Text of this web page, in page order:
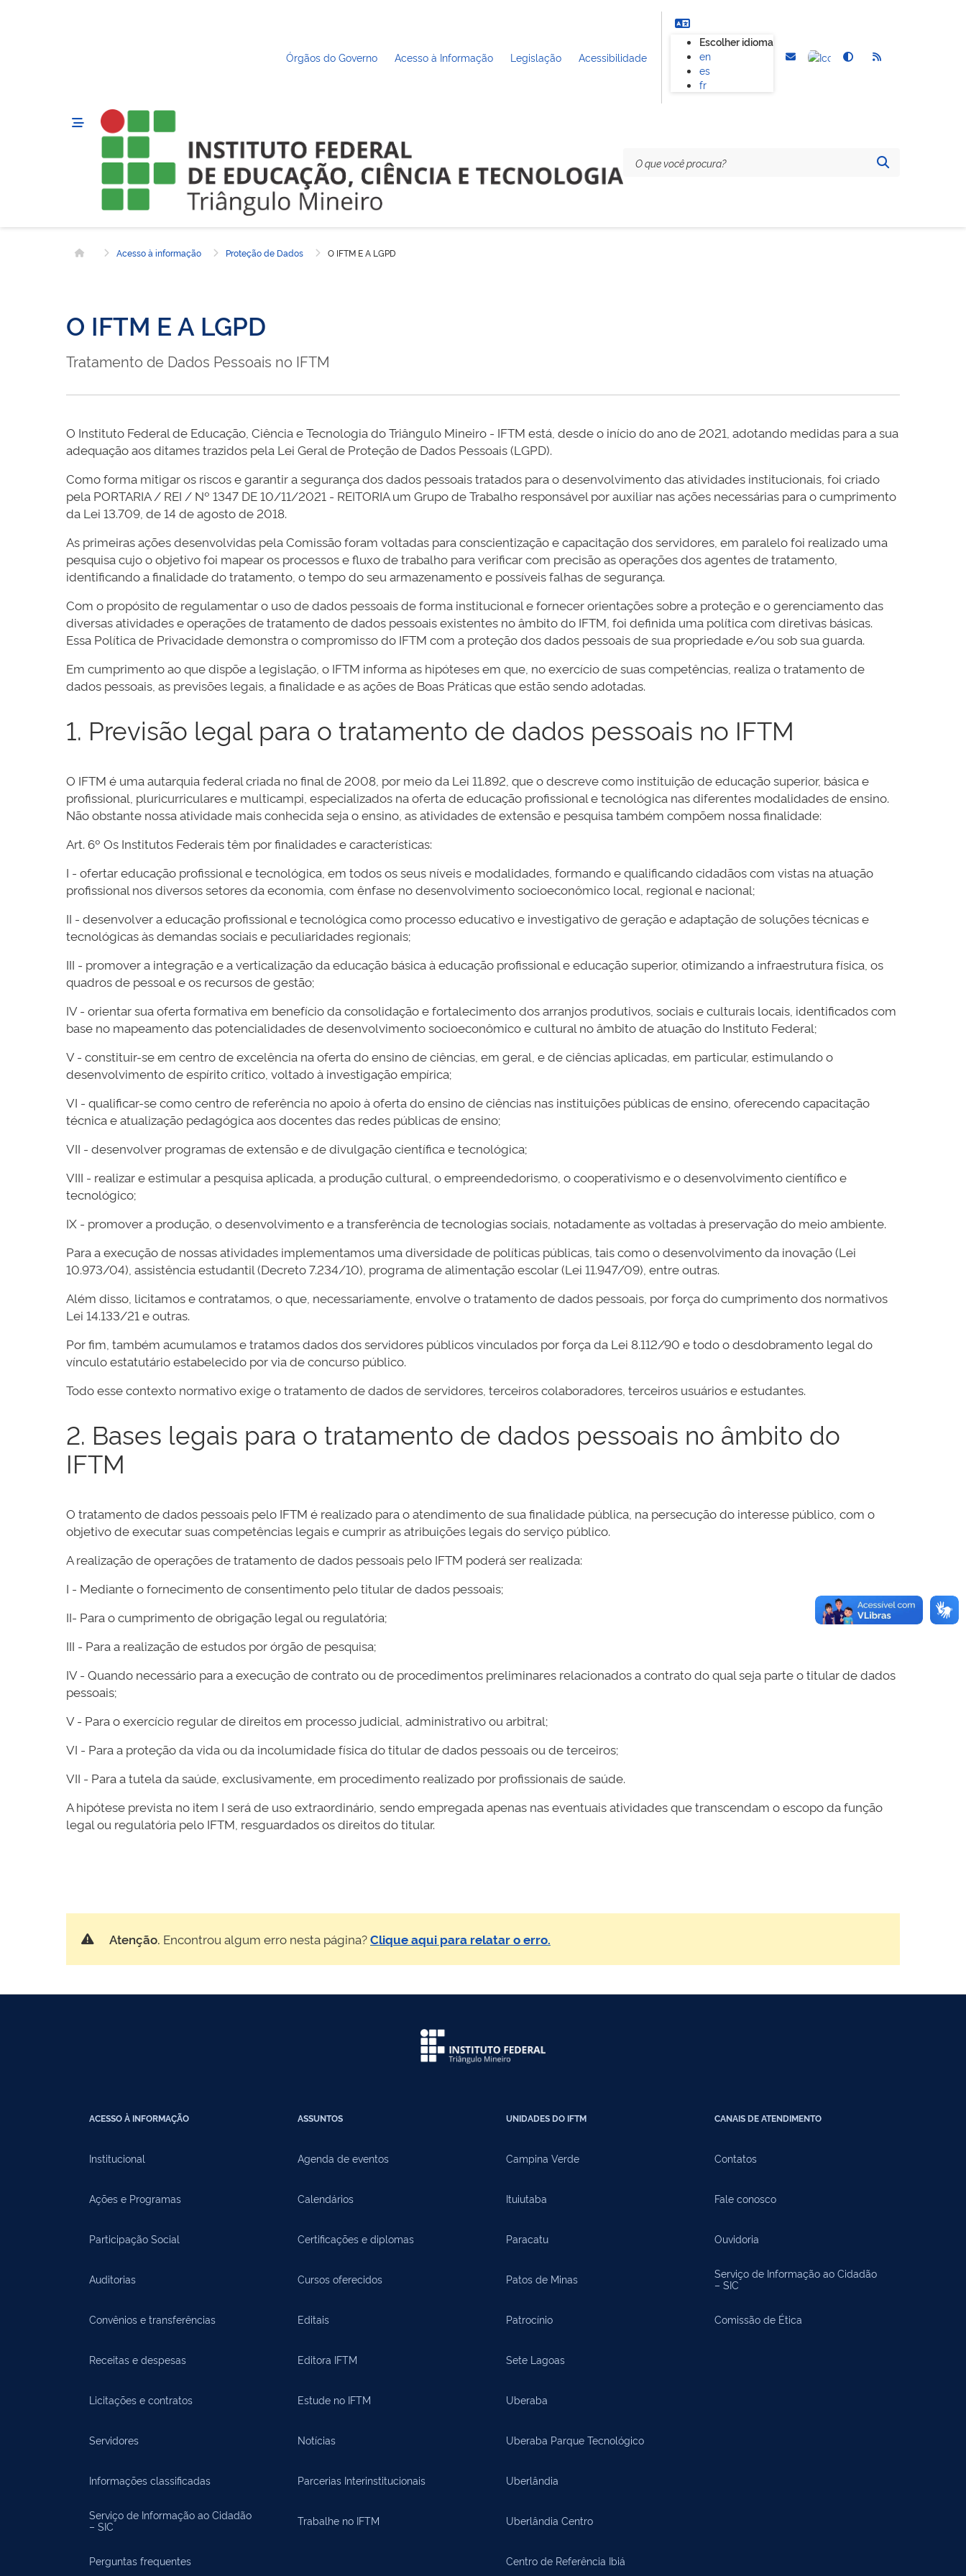
Órgãos do Governo Acesso à Informação Legislação Acessibilidade
Escolher idioma
en
es
fr
Página inicialAcesso à informação Proteção de Dados O IFTM E A LGPD
O IFTM E A LGPD
Tratamento de Dados Pessoais no IFTM
O Instituto Federal de Educação, Ciência e Tecnologia do Triângulo Mineiro - IFTM está, desde o início do ano de 2021, adotando medidas para a sua
adequação aos ditames trazidos pela Lei Geral de Proteção de Dados Pessoais (LGPD).
Como forma mitigar os riscos e garantir a segurança dos dados pessoais tratados para o desenvolvimento das atividades institucionais, foi criado
pela PORTARIA / REI / Nº 1347 DE 10/11/2021 - REITORIA um Grupo de Trabalho responsável por auxiliar nas ações necessárias para o cumprimento
da Lei 13.709, de 14 de agosto de 2018.
As primeiras ações desenvolvidas pela Comissão foram voltadas para conscientização e capacitação dos servidores, em paralelo foi realizado uma
pesquisa cujo o objetivo foi mapear os processos e fluxo de trabalho para verificar com precisão as operações dos agentes de tratamento,
identificando a finalidade do tratamento, o tempo do seu armazenamento e possíveis falhas de segurança.
Com o propósito de regulamentar o uso de dados pessoais de forma institucional e fornecer orientações sobre a proteção e o gerenciamento das
diversas atividades e operações de tratamento de dados pessoais existentes no âmbito do IFTM, foi definida uma política com diretivas básicas.
Essa Política de Privacidade demonstra o compromisso do IFTM com a proteção dos dados pessoais de sua propriedade e/ou sob sua guarda.
Em cumprimento ao que dispõe a legislação, o IFTM informa as hipóteses em que, no exercício de suas competências, realiza o tratamento de
dados pessoais, as previsões legais, a finalidade e as ações de Boas Práticas que estão sendo adotadas.
1. Previsão legal para o tratamento de dados pessoais no IFTM
O IFTM é uma autarquia federal criada no final de 2008, por meio da Lei 11.892, que o descreve como instituição de educação superior, básica e
profissional, pluricurriculares e multicampi, especializados na oferta de educação profissional e tecnológica nas diferentes modalidades de ensino.
Não obstante nossa atividade mais conhecida seja o ensino, as atividades de extensão e pesquisa também compõem nossa finalidade:
Art. 6º Os Institutos Federais têm por finalidades e características:
I - ofertar educação profissional e tecnológica, em todos os seus níveis e modalidades, formando e qualificando cidadãos com vistas na atuação
profissional nos diversos setores da economia, com ênfase no desenvolvimento socioeconômico local, regional e nacional;
II - desenvolver a educação profissional e tecnológica como processo educativo e investigativo de geração e adaptação de soluções técnicas e
tecnológicas às demandas sociais e peculiaridades regionais;
III - promover a integração e a verticalização da educação básica à educação profissional e educação superior, otimizando a infraestrutura física, os
quadros de pessoal e os recursos de gestão;
IV - orientar sua oferta formativa em benefício da consolidação e fortalecimento dos arranjos produtivos, sociais e culturais locais, identificados com
base no mapeamento das potencialidades de desenvolvimento socioeconômico e cultural no âmbito de atuação do Instituto Federal;
V - constituir-se em centro de excelência na oferta do ensino de ciências, em geral, e de ciências aplicadas, em particular, estimulando o
desenvolvimento de espírito crítico, voltado à investigação empírica;
VI - qualificar-se como centro de referência no apoio à oferta do ensino de ciências nas instituições públicas de ensino, oferecendo capacitação
técnica e atualização pedagógica aos docentes das redes públicas de ensino;
VII - desenvolver programas de extensão e de divulgação científica e tecnológica;
VIII - realizar e estimular a pesquisa aplicada, a produção cultural, o empreendedorismo, o cooperativismo e o desenvolvimento científico e
tecnológico;
IX - promover a produção, o desenvolvimento e a transferência de tecnologias sociais, notadamente as voltadas à preservação do meio ambiente.
Para a execução de nossas atividades implementamos uma diversidade de políticas públicas, tais como o desenvolvimento da inovação (Lei
10.973/04), assistência estudantil (Decreto 7.234/10), programa de alimentação escolar (Lei 11.947/09), entre outras.
Além disso, licitamos e contratamos, o que, necessariamente, envolve o tratamento de dados pessoais, por força do cumprimento dos normativos
Lei 14.133/21 e outras.
Por fim, também acumulamos e tratamos dados dos servidores públicos vinculados por força da Lei 8.112/90 e todo o desdobramento legal do
vínculo estatutário estabelecido por via de concurso público.
Todo esse contexto normativo exige o tratamento de dados de servidores, terceiros colaboradores, terceiros usuários e estudantes.
2. Bases legais para o tratamento de dados pessoais no âmbito do
IFTM
O tratamento de dados pessoais pelo IFTM é realizado para o atendimento de sua finalidade pública, na persecução do interesse público, com o
objetivo de executar suas competências legais e cumprir as atribuições legais do serviço público.
A realização de operações de tratamento de dados pessoais pelo IFTM poderá ser realizada:
I - Mediante o fornecimento de consentimento pelo titular de dados pessoais;
II- Para o cumprimento de obrigação legal ou regulatória;
III - Para a realização de estudos por órgão de pesquisa;
IV - Quando necessário para a execução de contrato ou de procedimentos preliminares relacionados a contrato do qual seja parte o titular de dados
pessoais;
V - Para o exercício regular de direitos em processo judicial, administrativo ou arbitral;
VI - Para a proteção da vida ou da incolumidade física do titular de dados pessoais ou de terceiros;
VII - Para a tutela da saúde, exclusivamente, em procedimento realizado por profissionais de saúde.
A hipótese prevista no item I será de uso extraordinário, sendo empregada apenas nas eventuais atividades que transcendam o escopo da função
legal ou regulatória pelo IFTM, resguardados os direitos do titular.
Atenção. Encontrou algum erro nesta página?Clique aqui para relatar o erro.
ACESSO À INFORMAÇÃO
Institucional
Ações e Programas
Participação Social
Auditorias
Convênios e transferências
Receitas e despesas
Licitações e contratos
Servidores
Informações classificadas
Serviço de Informação ao Cidadão
– SIC
Perguntas frequentes
ASSUNTOS
Agenda de eventos
Calendários
Certificações e diplomas
Cursos oferecidos
Editais
Editora IFTM
Estude no IFTM
Notícias
Parcerias Interinstitucionais
Trabalhe no IFTM
UNIDADES DO IFTM
Campina Verde
Ituiutaba
Paracatu
Patos de Minas
Patrocínio
Sete Lagoas
Uberaba
Uberaba Parque Tecnológico
Uberlândia
Uberlândia Centro
Centro de Referência Ibiá
CANAIS DE ATENDIMENTO
Contatos
Fale conosco
Ouvidoria
Serviço de Informação ao Cidadão
– SIC
Comissão de Ética